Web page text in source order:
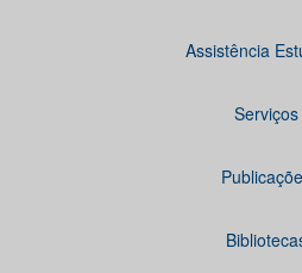
Assistência
Serviços